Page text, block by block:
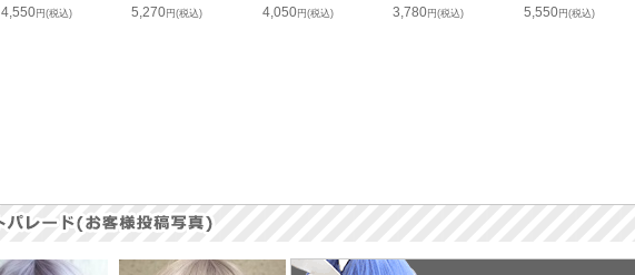
4,550円(税込)
5,270円(税込)
4,050円(税込)
3,780円(税込)
5,550円(税込)